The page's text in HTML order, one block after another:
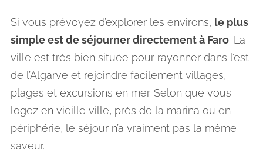
Si vous prévoyez d’explorer les environs, le plus
simple est de séjourner directement à Faro. La
ville est très bien située pour rayonner dans l’est
de l’Algarve et rejoindre facilement villages,
plages et excursions en mer. Selon que vous
logez en vieille ville, près de la marina ou en
périphérie, le séjour n’a vraiment pas la même
saveur.